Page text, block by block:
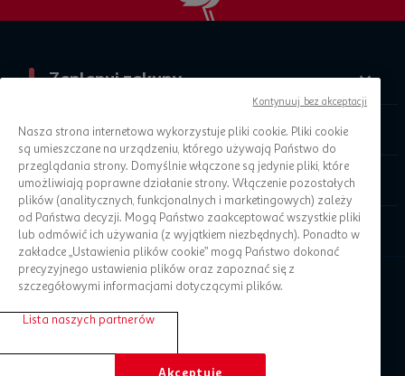
Zaplanuj zakupy
O Auchan
Informacje prawne
Pomoc
Nasza strona internetowa wykorzystuje pliki cookie. Pliki cookie
są umieszczane na urządzeniu, którego używają Państwo do
przeglądania strony. Domyślnie włączone są jedynie pliki, które
umożliwiają poprawne działanie strony. Włączenie pozostałych
plików (analitycznych, funkcjonalnych i marketingowych) zależy
od Państwa decyzji. Mogą Państwo zaakceptować wszystkie pliki
lub odmówić ich używania (z wyjątkiem niezbędnych). Ponadto w
zakładce „Ustawienia plików cookie” mogą Państwo dokonać
precyzyjnego ustawienia plików oraz zapoznać się z
szczegółowymi informacjami dotyczącymi plików.
Lista naszych partnerów
Akceptuję
Kontynuuj bez akceptacji